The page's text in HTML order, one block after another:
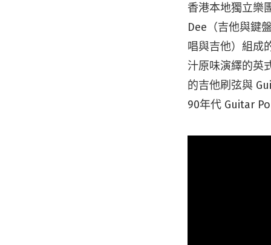
香港本地獨立樂
Dee（吉他與鍵
唱與吉他）組成
汁原味演繹的英
的吉他刷弦與
90年代 Guitar